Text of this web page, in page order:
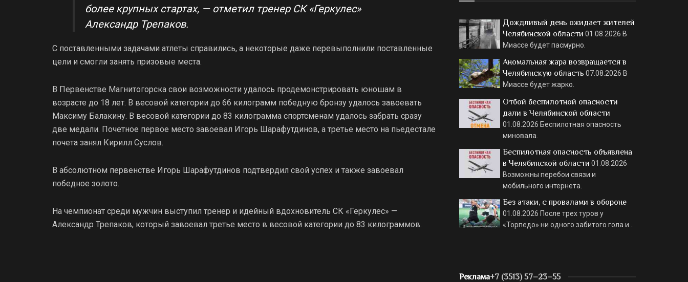
более крупных стартах, — отметил тренер СК «Геркулес»
Александр Трепаков.
С поставленными задачами атлеты справились, а некоторые даже перевыполнили поставленные
цели и смогли занять призовые места.
В Первенстве Магнитогорска свои возможности удалось продемонстрировать юношам в
возрасте до 18 лет. В весовой категории до 66 килограмм победную бронзу удалось завоевать
Максиму Балакину. В весовой категории до 83 килограмма спортсменам удалось забрать сразу
две медали. Почетное первое место завоевал Игорь Шарафутдинов, а третье место на пьедестале
почета занял Кирилл Суслов.
В абсолютном первенстве Игорь Шарафутдинов подтвердил свой успех и также завоевал
победное золото.
На чемпионат среди мужчин выступил тренер и идейный вдохновитель СК «Геркулес» —
Александр Трепаков, который завоевал третье место в весовой категории до 83 килограммов.
Дождливый день ожидает жителей
Челябинской области 01.08.2026 В
Миассе будет пасмурно.
Аномальная жара возвращается в
Челябинскую область 07.08.2026 В
Миассе будет жарко.
Отбой беспилотной опасности
дали в Челябинской области
01.08.2026 Беспилотная опасность
миновала.
Беспилотная опасность объявлена
в Челябинской области 01.08.2026
Возможны перебои связи и
мобильного интернета.
Без атаки, с провалами в обороне
01.08.2026 После трех туров у
«Торпедо» ни одного забитого гола и…
Реклама+7 (3513) 57–23–55